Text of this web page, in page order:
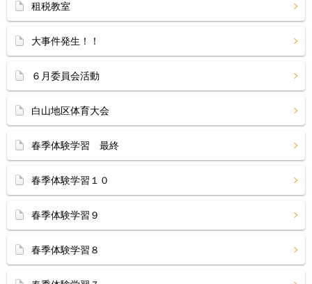
租税教室
大事件発生！！
６月委員会活動
白山地区体育大会
春季体験学習 最終
春季体験学習１０
春季体験学習９
春季体験学習８